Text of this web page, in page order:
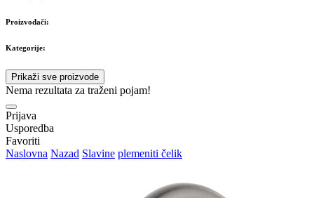
Proizvođači:
Kategorije:
Prikaži sve proizvode
Nema rezultata za traženi pojam!
Prijava
Usporedba
Favoriti
Naslovna Nazad Slavine plemeniti čelik